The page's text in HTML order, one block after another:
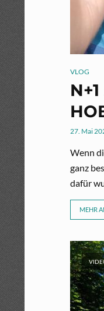
VLOG
27. Mai
Wenn
ganz
dafür
MEHR